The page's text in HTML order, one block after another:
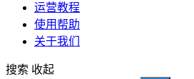
运营教程
使用帮助
关于我们
搜索 收起